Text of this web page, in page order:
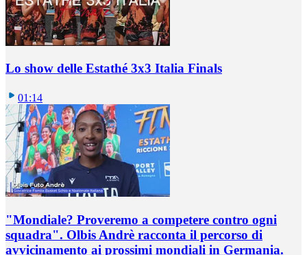
Lo show delle Estathé 3x3 Italia Finals
01:14
"Mondiale? Proveremo a competere contro ogni
squadra". Olbis Andrè racconta il percorso di
avvicinamento ai prossimi mondiali in Germania.